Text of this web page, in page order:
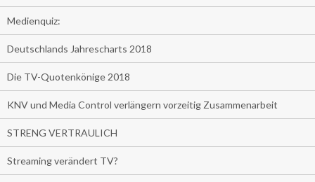
Medienquiz:
Deutschlands Jahrescharts 2018
Die TV-Quotenkönige 2018
KNV und Media Control verlängern vorzeitig Zusammenarbeit
STRENG VERTRAULICH
Streaming verändert TV?